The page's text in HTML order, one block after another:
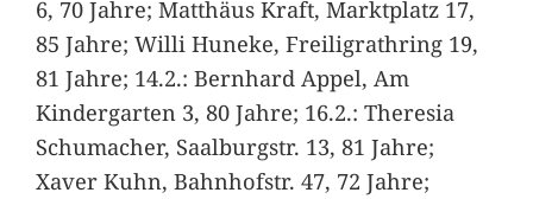
6, 70 Jahre; Matthäus Kraft, Marktplatz 17,
85 Jahre; Willi Huneke, Freiligrathring 19,
81 Jahre; 14.2.: Bernhard Appel, Am
Kindergarten 3, 80 Jahre; 16.2.: Theresia
Schumacher, Saalburgstr. 13, 81 Jahre;
Xaver Kuhn, Bahnhofstr. 47, 72 Jahre;